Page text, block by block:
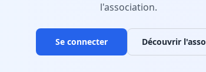
l'association.
Se connecter Découvrir l'asso